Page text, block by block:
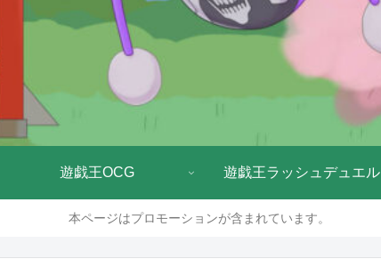
遊戯王OCG 遊戯王ラッシュデュエル
本ページはプロモーションが含まれています。